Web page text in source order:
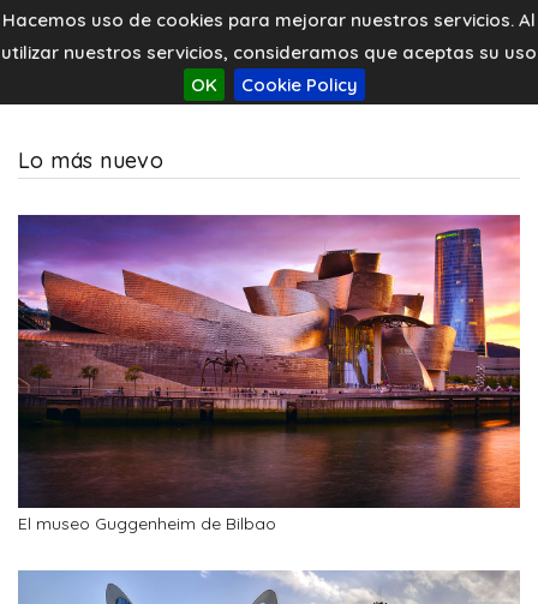
Hacemos uso de cookies para mejorar nuestros servicios. Al
utilizar nuestros servicios, consideramos que aceptas su uso
OK
Cookie Policy
Lo más nuevo
El museo Guggenheim de Bilbao